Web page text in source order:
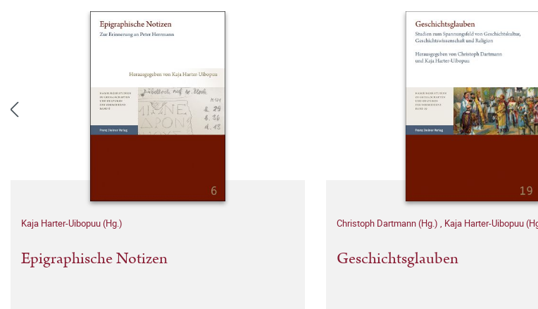
Kaja Harter-Uibopuu (Hg.)
Epigraphische Notizen
Christoph Dartmann (Hg.) , Kaja Harter-Uibopuu
Geschichtsglauben